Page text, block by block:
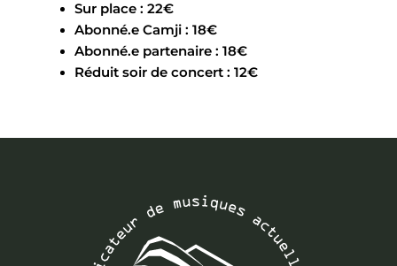
Sur place : 22€
Abonné.e Camji : 18€
Abonné.e partenaire : 18€
Réduit soir de concert : 12€